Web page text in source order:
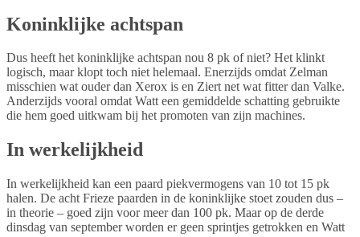
Koninklijke achtspan
Dus heeft het koninklijke achtspan nou 8 pk of niet? Het klinkt
logisch, maar klopt toch niet helemaal. Enerzijds omdat Zelman
misschien wat ouder dan Xerox is en Ziert net wat fitter dan Valke.
Anderzijds vooral omdat Watt een gemiddelde schatting gebruikte
die hem goed uitkwam bij het promoten van zijn machines.
In werkelijkheid
In werkelijkheid kan een paard piekvermogens van 10 tot 15 pk
halen. De acht Frieze paarden in de koninklijke stoet zouden dus –
in theorie – goed zijn voor meer dan 100 pk. Maar op de derde
dinsdag van september worden er geen sprintjes getrokken en Watt